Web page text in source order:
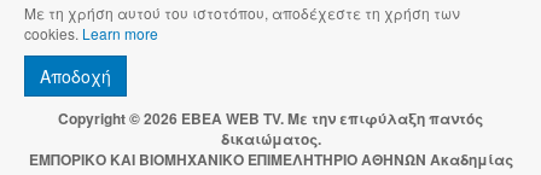
Με τη χρήση αυτού του ιστοτόπου, αποδέχεστε τη χρήση των
cookies. Learn more
Αποδοχή
Copyright © 2026 EBEA WEB TV. Με την επιφύλαξη παντός
δικαιώματος.
ΕΜΠΟΡΙΚΟ ΚΑΙ ΒΙΟΜΗΧΑΝΙΚΟ ΕΠΙΜΕΛΗΤΗΡΙΟ ΑΘΗΝΩΝ Ακαδημίας